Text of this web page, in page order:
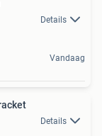
Details
Vandaag
Details